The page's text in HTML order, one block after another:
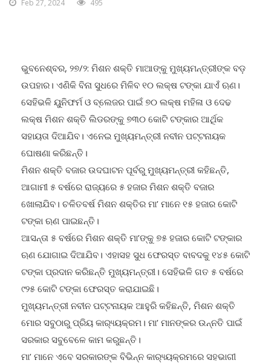
Feb 27, 2024 495
ଭୁବନେଶ୍ବର, ୨୭/୨: ମିଶନ ଶକ୍ତି ମାଆଙ୍କୁ ମୁଖ୍ୟମନ୍ତ୍ରୀଙ୍କ ବଡ଼
ଉପହାର। ଏଣିକି ବିନା ସୁଧରେ ମିଳିବ ୧୦ ଲକ୍ଷ ଟଙ୍କା ଯାଏଁ ଋଣ।
ସେହିଭଳି ୟୁନିଫର୍ମ ଓ ବ୍ଲେଜର ପାଇଁ ୭୦ ଲକ୍ଷ ମହିଳା ଓ ଦେଢ
ଲକ୍ଷ ମିଶନ ଶକ୍ତି ଲିଡରଙ୍କୁ ୭୩୦ କୋଟି ଟଙ୍କାର ଆର୍ଥିକ
ସହାୟତା ଦିଆଯିବ। ଏନେଇ ମୁଖ୍ୟମନ୍ତ୍ରୀ ନବୀନ ପଟ୍ଟନାୟକ
ଘୋଷଣା କରିଛନ୍ତି।
ମିଶନ ଶକ୍ତି ବଜାର ଉଦଘାଟନ ପୂର୍ବରୁ ମୁଖ୍ୟମନ୍ତ୍ରୀ କହିଛନ୍ତି,
ଆଗାମୀ ୫ ବର୍ଷରେ ରାଜ୍ୟରେ ୫ ହଜାର ମିଶନ ଶକ୍ତି ବଜାର
ଖୋଲାଯିବ। ଚଳିତବର୍ଷ ମିଶନ ଶକ୍ତିର ମା’ ମାନେ ୧୫ ହଜାର କୋଟି
ଟଙ୍କା ଋଣ ପାଇଛନ୍ତି।
ଆସନ୍ତା ୫ ବର୍ଷରେ ମିଶନ ଶକ୍ତି ମା’ଙ୍କୁ ୭୫ ହଜାର କୋଟି ଟଙ୍କାର
ଋଣ ଯୋଗାଇ ଦିଆଯିବ। ଏହାସହ ସୁଧ ଫେରସ୍ତ ବାବଦକୁ ୧୪୫ କୋଟି
ଟଙ୍କା ପ୍ରଦାନ କରିଛନ୍ତି ମୁଖ୍ୟମନ୍ତ୍ରୀ। ସେହିଭଳି ଗତ ୫ ବର୍ଷରେ
୯୨୫ କୋଟି ଟଙ୍କା ଫେରସ୍ତ କରାଯାଇଛି।
ମୁଖ୍ୟମନ୍ତ୍ରୀ ନବୀନ ପଟ୍ଟନାୟକ ଆହୁରି କହିଛନ୍ତି, ମିଶନ ଶକ୍ତି
ମୋର ସବୁଠାରୁ ପ୍ରିୟ କାର‌୍ୟ୍ୟକ୍ରମ। ମା’ ମାନଙ୍କର ଉନ୍ନତି ପାଇଁ
ସରକାର ସବୁବେଳେ କାମ କରୁଛନ୍ତି।
ମା’ ମାନେ ଏବେ ସରକାରଙ୍କ ବିଭିନ୍ନ କାର‌୍ୟ୍ୟକ୍ରମରେ ସହଭାଗୀ